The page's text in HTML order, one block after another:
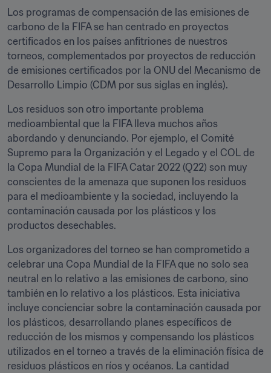
Los programas de compensación de las emisiones de
carbono de la FIFA se han centrado en proyectos
certificados en los países anfitriones de nuestros
torneos, complementados por proyectos de reducción
de emisiones certificados por la ONU del Mecanismo de
Desarrollo Limpio (CDM por sus siglas en inglés).
Los residuos son otro importante problema
medioambiental que la FIFA lleva muchos años
abordando y denunciando. Por ejemplo, el Comité
Supremo para la Organización y el Legado y el COL de
la Copa Mundial de la FIFA Catar 2022 (Q22) son muy
conscientes de la amenaza que suponen los residuos
para el medioambiente y la sociedad, incluyendo la
contaminación causada por los plásticos y los
productos desechables.
Los organizadores del torneo se han comprometido a
celebrar una Copa Mundial de la FIFA que no solo sea
neutral en lo relativo a las emisiones de carbono, sino
también en lo relativo a los plásticos. Esta iniciativa
incluye concienciar sobre la contaminación causada por
los plásticos, desarrollando planes específicos de
reducción de los mismos y compensando los plásticos
utilizados en el torneo a través de la eliminación física de
residuos plásticos en ríos y océanos. La cantidad